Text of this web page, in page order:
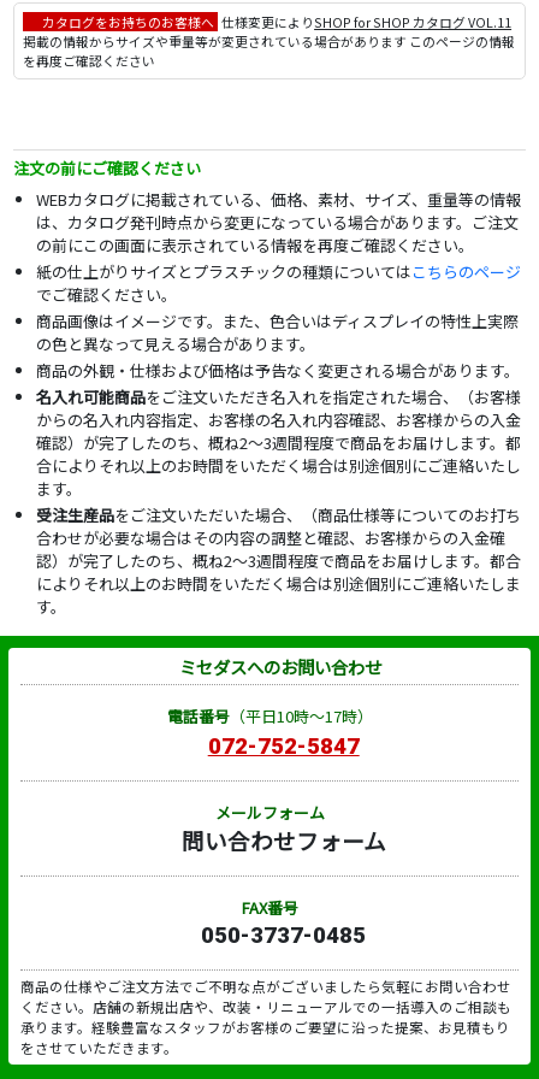
カタログをお持ちのお客様へ 仕様変更によりSHOP for SHOP カタログ VOL.11
掲載の情報からサイズや重量等が変更されている場合があります このページの情報
を再度ご確認ください
注文の前にご確認ください
WEBカタログに掲載されている、価格、素材、サイズ、重量等の情報
は、カタログ発刊時点から変更になっている場合があります。ご注文
の前にこの画面に表示されている情報を再度ご確認ください。
紙の仕上がりサイズとプラスチックの種類についてはこちらのページ
でご確認ください。
商品画像はイメージです。また、色合いはディスプレイの特性上実際
の色と異なって見える場合があります。
商品の外観・仕様および価格は予告なく変更される場合があります。
名入れ可能商品をご注文いただき名入れを指定された場合、（お客様
からの名入れ内容指定、お客様の名入れ内容確認、お客様からの入金
確認）が完了したのち、概ね2～3週間程度で商品をお届けします。都
合によりそれ以上のお時間をいただく場合は別途個別にご連絡いたし
ます。
受注生産品をご注文いただいた場合、（商品仕様等についてのお打ち
合わせが必要な場合はその内容の調整と確認、お客様からの入金確
認）が完了したのち、概ね2～3週間程度で商品をお届けします。都合
によりそれ以上のお時間をいただく場合は別途個別にご連絡いたしま
す。
ミセダスへのお問い合わせ
電話番号（平日10時～17時）
072-752-5847
メールフォーム
問い合わせフォーム
FAX番号
050-3737-0485
商品の仕様やご注文方法でご不明な点がございましたら気軽にお問い合わせ
ください。店舗の新規出店や、改装・リニューアルでの一括導入のご相談も
承ります。経験豊富なスタッフがお客様のご要望に沿った提案、お見積もり
をさせていただきます。